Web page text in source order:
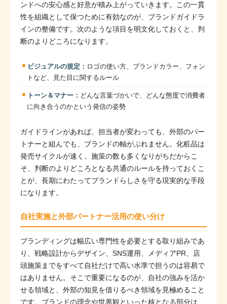
ンドへの安心感と好意が積み上がっていきます。この一貫
性を組織として保つために有効なのが、ブランドガイドラ
インの整備です。次のような項目を明文化しておくと、判
断のよりどころになります。
ビジュアルの規定： ロゴの使い方、ブランドカラー、フォン
トなど、見た目に関するルール
トーン＆マナー： どんな言葉づかいで、どんな態度で消費者
に向き合うのかという発信の姿勢
ガイドラインがあれば、担当者が変わっても、外部のパー
トナーと組んでも、ブランドの軸がぶれません。化粧品は
発売サイクルが速く、施策の数も多くなりがちだからこ
そ、判断のよりどころとなる共通のルールを持っておくこ
とが、長期にわたってブランドらしさを守る現実的な手段
になります。
自社実施と外部パートナー活用の使い分け
ブランディングは幅広い専門性を必要とする取り組みであ
り、戦略設計からデザイン、SNS運用、メディアPR、店
頭施策までをすべて自社だけで高い水準で担うのは容易で
はありません。そこで重要になるのが、自社の強みを活か
せる領域と、外部の知見を借りるべき領域を見極めること
です。ブランドの理念や世界観といった核となる部分は、